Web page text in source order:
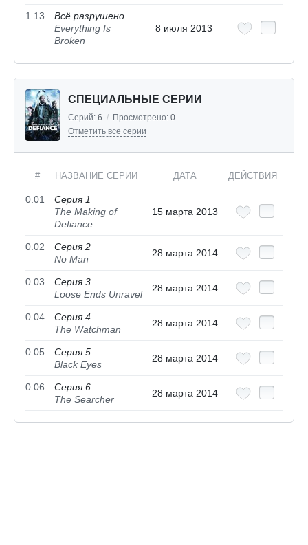
1.13
Всё разрушено
Everything Is
Broken
8 июля 2013
СПЕЦИАЛЬНЫЕ СЕРИИ
Серий: 6 / Просмотрено: 0
Отметить все серии
# НАЗВАНИЕ СЕРИИ ДАТА ДЕЙСТВИЯ
0.01
Серия 1
The Making of
Defiance
15 марта 2013
0.02
Серия 2
No Man
28 марта 2014
0.03
Серия 3
Loose Ends Unravel
28 марта 2014
0.04
Серия 4
The Watchman
28 марта 2014
0.05
Серия 5
Black Eyes
28 марта 2014
0.06
Серия 6
The Searcher
28 марта 2014